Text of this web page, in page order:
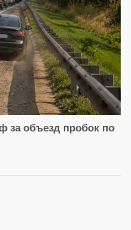
за объезд пробок по